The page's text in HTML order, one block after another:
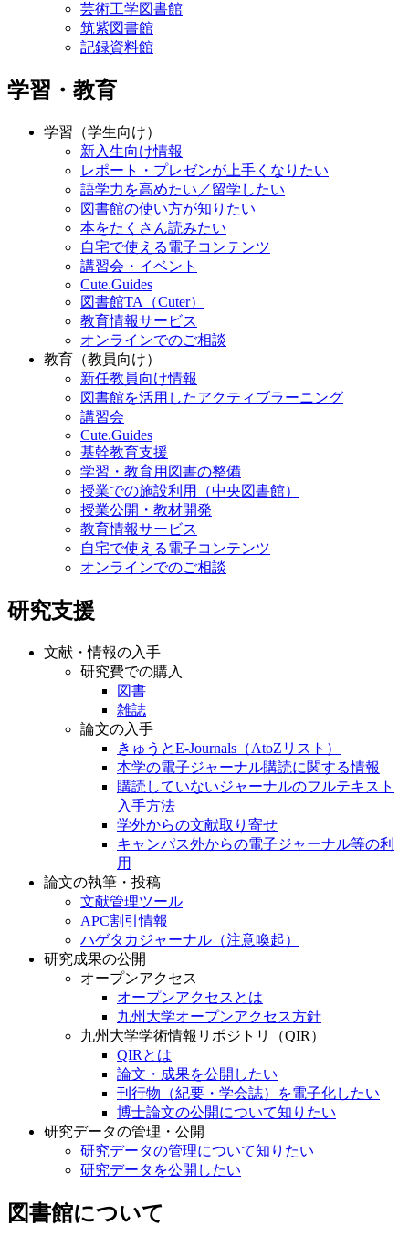
芸術工学図書館
筑紫図書館
記録資料館
学習・教育
学習（学生向け）
新入生向け情報
レポート・プレゼンが上手くなりたい
語学力を高めたい／留学したい
図書館の使い方が知りたい
本をたくさん読みたい
自宅で使える電子コンテンツ
講習会・イベント
Cute.Guides
図書館TA（Cuter）
教育情報サービス
オンラインでのご相談
教育（教員向け）
新任教員向け情報
図書館を活用したアクティブラーニング
講習会
Cute.Guides
基幹教育支援
学習・教育用図書の整備
授業での施設利用（中央図書館）
授業公開・教材開発
教育情報サービス
自宅で使える電子コンテンツ
オンラインでのご相談
研究支援
文献・情報の入手
研究費での購入
図書
雑誌
論文の入手
きゅうとE-Journals（AtoZリスト）
本学の電子ジャーナル購読に関する情報
購読していないジャーナルのフルテキスト
入手方法
学外からの文献取り寄せ
キャンパス外からの電子ジャーナル等の利
用
論文の執筆・投稿
文献管理ツール
APC割引情報
ハゲタカジャーナル（注意喚起）
研究成果の公開
オープンアクセス
オープンアクセスとは
九州大学オープンアクセス方針
九州大学学術情報リポジトリ（QIR）
QIRとは
論文・成果を公開したい
刊行物（紀要・学会誌）を電子化したい
博士論文の公開について知りたい
研究データの管理・公開
研究データの管理について知りたい
研究データを公開したい
図書館について